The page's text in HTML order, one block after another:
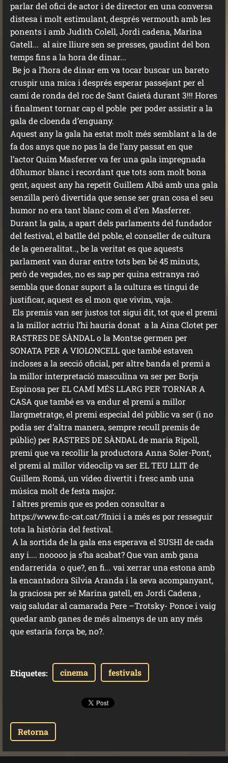
parlar del ofici de actor i de director en una conversa
distesa i molt estimulant, després vermouth amb les
ponents i amb Judith Colell, Jordi cadena, Marina
Gatell... al aire lliure sen se presses, gaudint del bon
temps fins a la hora de dinar...
Be jo a l’hora de dinar em va tocar buscar un bareto
cruspir una mica i després esperar passejant per el
camí de ronda del roc de Sant Gaietá durant 3!!! Hores
i finalment tornar cap el poble per poder assistir a la
gala de cloenda d’enguany.
Aquest any la gala ha estat molt més semblant a la de
fa dos anys que no pas la de l’any passat en que
l’actor Quim Masferrer va fer una gala impregnada
d0humor blanc i recordant que tots som molt bona
gent, aquest any ha repetit Guillem Albá amb una gala
senzilla però divertida que sense ser gran cosa el seu
humor no era tant blanc com el d’en Masferrer.
Durant la gala, a apart dels parlaments del fundador
del festival, el batlle del poble, el conseller de cultura
de la generalitat.., be la veritat es que aquests
parlament van durar entre tots ben bé 45 minuts,
però de vegades, no es sap per quina estranya raó
sembla que donar suport a la cultura es tingui de
justificar, aquest es el mon que vivim, vaja.
Els premis van ser justos tot sigui dit, tot que el premi
a la millor actriu l’hi hauria donat a la Aina Clotet per
RASTRES DE SÀNDAL o la Montse germen per
SONATA PER A VIOLONCELL que també estaven
incloses a la secció oficial, per altre banda el premi a
la millor interpretació masculina va ser per Borja
Espinosa per EL CAMÍ MÉS LLARG PER TORNAR A
CASA que també es va endur el premi a millor
llargmetratge, el premi especial del públic va ser (i no
podia ser d’altra manera, sempre recull premis de
públic) per RASTRES DE SÀNDAL de maria Ripoll,
premi que va recollir la productora Anna Soler-Pont,
el premi al millor videoclip va ser EL TEU LLIT de
Guillem Romá, un vídeo divertit i fresc amb una
música molt de festa major.
I altres premis que es poden consultar a
https://www.fic-cat.cat/?Inici i a més es por resseguir
tota la història del festival.
A la sortida de la gala ens esperava el SUSHI de cada
any i.... nooooo ja s’ha acabat? Que van amb gana
endarrerida o que?, en fi... vai xerrar una estona amb
la encantadora Silvia Aranda i la seva acompanyant,
la graciosa per sé Marina gatell, en Jordi Cadena ,
vaig saludar al camarada Pere –Trotsky- Ponce i vaig
quedar amb ganes de més almenys de un any més
que estaria força be, no?.
Etiquetes: cinema festivals
Retorna